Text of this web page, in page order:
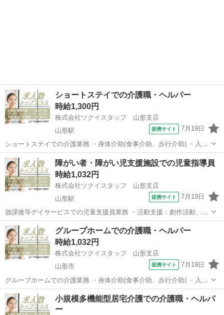
ショートステイでの介護職・ヘルパー
時給1,300円
株式会社ツクイスタッフ 山形支店
山形駅
提携サイト 7月19日
ショートステイでの介護業務 ・身体介助(食事介助、歩行介助) ・入浴
介助 ・排せつ介助(トイレ誘導、オムツ交換) ・口腔ケア、口腔体操 ・
服薬支援 ・外出付き添い、買い物代行 ・レクリエーション企画、実施
・生活環境整備(清...
山形 山形市 山形駅 その他
障がい者・障がい児支援施設での児童指導員
時給1,032円
株式会社ツクイスタッフ 山形支店
山形駅
提携サイト 7月19日
放課後等デイサービスでの児童支援員業務 ・活動支援：創作活動、公
園、体育館活動等 ・食事介助 ・送迎業務(ワゴン車) ※慣れるまでは
添乗をしていただきます ・トイレ介助 ・その他付随する業務 (変更範
囲)会社の定める業務...
山形 山形市 山形駅 その他
グループホームでの介護職・ヘルパー
時給1,032円
株式会社ツクイスタッフ 山形支店
山形市
提携サイト 7月19日
グループホームでの介護業務 ・身体介助(食事介助、歩行介助) ・入浴
介助 ・排せつ介助(トイレ誘導、オムツ交換) ・調理業務 ・口腔ケア、
口腔体操 ・服薬支援 ・レクリエーション企画、実施 ・生活支援(掃
除・洗濯など) ・...
山形 山形市 その他
小規模多機能型居宅介護での介護職・ヘルパ
ー